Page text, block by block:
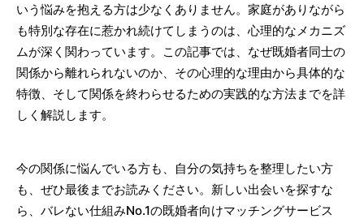
いう悩みを抱える方は少なくありません。家庭がありながら
も特別な存在に惹かれ続けてしまうのは、心理的なメカニズ
ムが深く関わっています。この記事では、なぜ既婚者同士の
関係から離れられないのか、その心理的な理由から具体的な
特徴、そして関係を終わらせるための実践的な方法までを詳
しく解説します。
今の関係に悩んでいる方も、自分の気持ちを整理したい方
も、ぜひ最後までお読みください。新しい出会いを探すな
ら、バレない仕組みNo.1の既婚者向けマッチングサービス